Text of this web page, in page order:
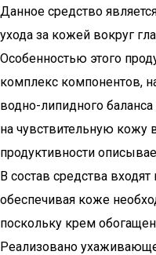
Данное средство
ухода за кожей вокруг
Особенностью этого
комплекс компонентов,
водно-липидного
на чувствительную кожу
продуктивности
В состав средства
обеспечивая коже
поскольку крем
Реализовано